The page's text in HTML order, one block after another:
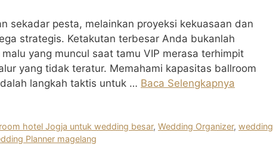
sekadar pesta, melainkan proyeksi kekuasaan dan
strategis. Ketakutan terbesar Anda bukanlah
yang muncul saat tamu VIP merasa terhimpit
yang tidak teratur. Memahami kapasitas ballroom
langkah taktis untuk … Baca Selengkapnya
hotel Jogja untuk wedding besar,Wedding Organizer,wedding
Planner magelang